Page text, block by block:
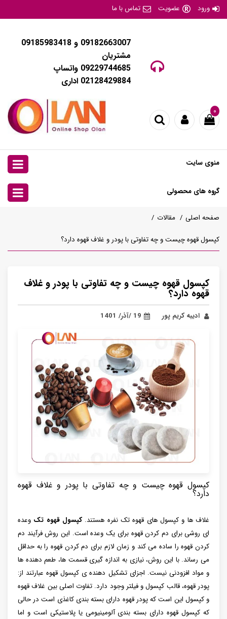
ورود عضویت تماس با ما
09182663007 و 09185983418
مشتریان
09229744685 واتساپ
02128429884 اداری
۰
منوی سایت
گروه های محصولی
صفحه اصلی مقالات
کپسول قهوه چیست و چه تفاوتی با پودر و غلاف قهوه دارد؟
کپسول قهوه چیست و چه تفاوتی با پودر و غلاف
قهوه دارد؟
ادیبه کریم پور 19 /آذر/ 1401
کپسول قهوه چیست و چه تفاوتی با پودر و غلاف قهوه
دارد؟
غلاف ها و کپسول های قهوه تک نفره هستند.کپسول قهوه تک وعده
ای روشی برای دم کردن قهوه برای یک وعده است. این روش فرآیند دم
کردن قهوه را ساده می کند و زمان لازم برای دم کردن قهوه را به حداقل
می رساند. با این روش، نیازی به اندازه گیری قسمت ها، طعم دهنده ها
و مواد افزودنی نیست. اجزای تشکیل دهنده ی کپسول قهوه عبارتند از:
پودر قهوه، قالب کپسول و فیلتر وجود دارد. تفاوت اصلی بین غلاف قهوه
و کپسول این است که پودر قهوه دارای بسته بندی کاغذی است در حالی
که کپسول قهوه دارای بسته بندی آلومینیومی یا پلاستیکی است و اما